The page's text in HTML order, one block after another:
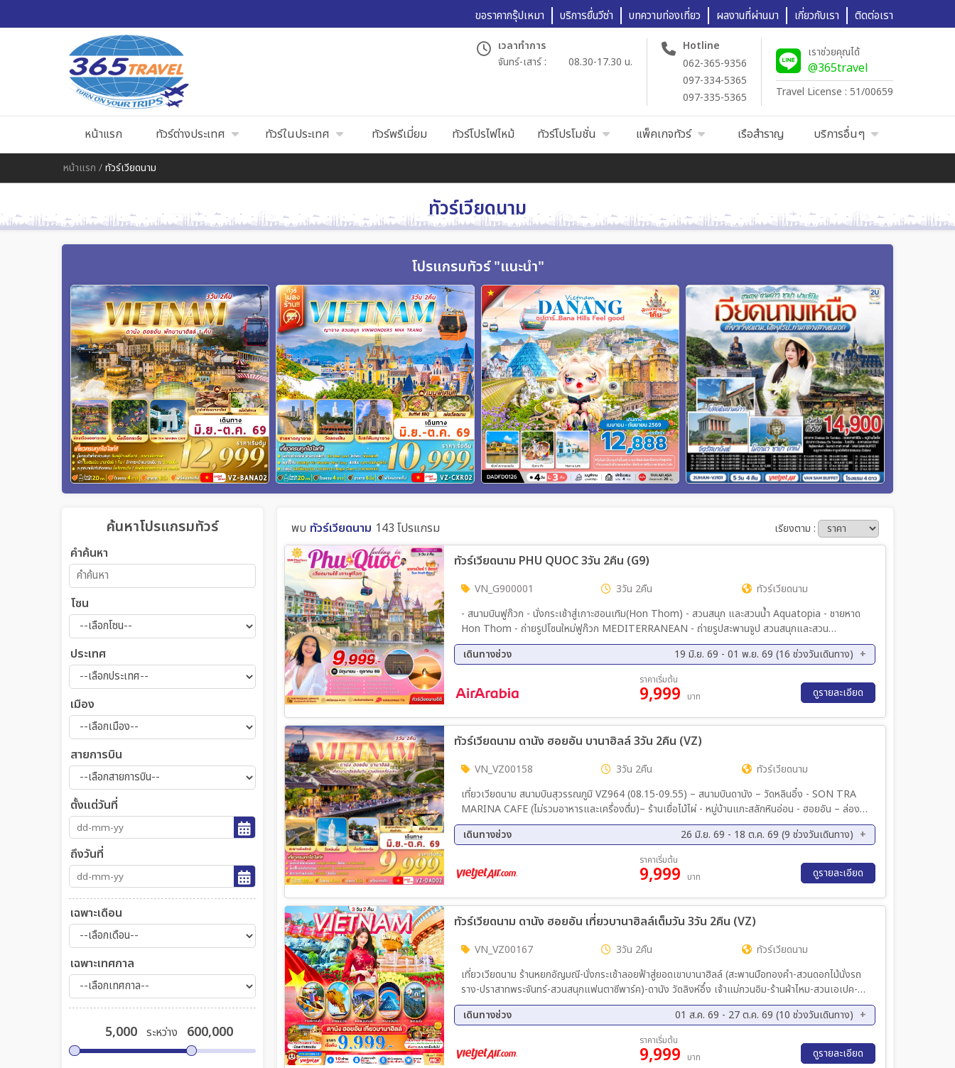
ขอราคากรุ๊ปเหมา บริการยื่นวีซ่า บทความท่องเที่ยว ผลงานที่ผ่านมา เกี่ยวกับเรา ติดต่อเรา
เวลาทำการ
จันทร์-เสาร์ :
08.30-17.30 น.
Hotline
062-365-9356
097-334-5365
097-335-5365
เราช่วยคุณได้
@365travel
Travel License : 51/00659
หน้าแรก ทัวร์ต่างประเทศ ทัวร์ในประเทศ ทัวร์พรีเมี่ยม ทัวร์โปรไฟไหม้ ทัวร์โปรโมชั่น แพ็คเกจทัวร์ เรือสำราญ บริการอื่นๆ
หน้าแรก /ทัวร์เวียดนาม
ทัวร์เวียดนาม
โปรแกรมทัวร์ "แนะนำ"
ค้นหาโปรแกรมทัวร์
คำค้นหา
โซน
ประเทศ
เมือง
สายการบิน
ตั้งแต่วันที่
ถึงวันที่
เฉพาะเดือน
เฉพาะเทศกาล
ระหว่าง
พบ ทัวร์เวียดนาม 143 โปรแกรม เรียงตาม :
ทัวร์เวียดนาม PHU QUOC 3วัน 2คืน (G9)
VN_G900001 3วัน 2คืน
ทัวร์เวียดนาม
- สนามบินฟูก๊วก - นั่งกระเช้าสู่เกาะฮอนเทิม(Hon Thom) - สวนสนุก และสวนน้ำ Aquatopia - ชายหาด
Hon Thom - ถ่ายรูปโซนใหม่ฟูก๊วก MEDITERRANEAN - ถ่ายรูปสะพานจูป สวนสนุกและสวน
น้ำVINWONDER - AQUARIUM - GRAND WORLD PHU QUOC - ชมบ้านไม่ไผ่ - หมู่บ้าน VENICE -
อิสระเล่นคาซิโนที่ CORONA CASINO
เดินทางช่วง
19 มิ.ย. 69 - 01 พ.ย. 69 (16 ช่วงวันเดินทาง)
12 ส.ค. 69 - 14 ส.ค. 69
21 ส.ค. 69 - 23 ส.ค. 69
28 ส.ค. 69 - 30 ส.ค. 69
04 ก.ย. 69 - 06 ก.ย. 69
02 ต.ค. 69 - 04 ต.ค. 69
09 ต.ค. 69 - 11 ต.ค. 69
16 ต.ค. 69 - 18 ต.ค. 69
22 ต.ค. 69 - 24 ต.ค. 69
23 ต.ค. 69 - 25 ต.ค. 69
30 ต.ค. 69 - 01 พ.ย. 69
ราคาเริ่มต้น
9,999 บาท ดูรายละเอียด
ทัวร์เวียดนาม ดานัง ฮอยอัน บานาฮิลล์ 3วัน 2คืน (VZ)
VN_VZ00158 3วัน 2คืน
ทัวร์เวียดนาม
เที่ยวเวียดนาม สนามบินสุวรรณภูมิ VZ964 (08.15-09.55) – สนามบินดานัง – วัดหลินอิ๋ง - SON TRA
MARINA CAFE (ไม่รวมอาหารและเครื่องดื่ม)– ร้านเยื่อไม้ไผ่ - หมู่บ้านแกะสลักหินอ่อน - ฮอยอัน – ล่อง
เรือกระด้ง – เมืองมรดกโลกฮอยอัน – ล่องเรือลอยกระทง – ดานัง ร้านหยก อัญมณี – กระเช้าขึ้นบานาฮิลล์
- สะพานมือยักษ์ – สวนสนุกบานาฮิลล์ – ตลาดฮาน – สะพานมังกร พิเศษเมนู หม้อไฟทะเล
เดินทางช่วง
26 มิ.ย. 69 - 18 ต.ค. 69 (9 ช่วงวันเดินทาง)
21 ส.ค. 69 - 23 ส.ค. 69
11 ก.ย. 69 - 13 ก.ย. 69
18 ก.ย. 69 - 20 ก.ย. 69
22 ก.ย. 69 - 24 ก.ย. 69
ราคาเริ่มต้น
9,999 บาท ดูรายละเอียด
ทัวร์เวียดนาม ดานัง ฮอยอัน เที่ยวบานาฮิลล์เต็มวัน 3วัน 2คืน (VZ)
VN_VZ00167 3วัน 2คืน
ทัวร์เวียดนาม
เที่ยวเวียดนาม ร้านหยกอัญมณี-นั่งกระเช้าลอยฟ้าสู่ยอดเขาบานาฮิลล์ (สะพานมือทองคำ-สวนดอกไม้นั่งรถ
ราง-ปราสาทพระจันทร์-สวนสนุกแฟนตาซีพาร์ค)-ดานัง วัดลิงห์อึ๋ง เจ้าแม่กวนอิม-ร้านผ้าไหม-สวนเอเปค-
CAFÉ PALM BEACH-สะพานมังกร-สะพานแห่งความรัก (คาร์ฟดราก้อน)-ตลาดฮาน
เดินทางช่วง
01 ส.ค. 69 - 27 ต.ค. 69 (10 ช่วงวันเดินทาง)
17 ส.ค. 69 - 19 ส.ค. 69
12 ก.ย. 69 - 14 ก.ย. 69
20 ก.ย. 69 - 22 ก.ย. 69
26 ก.ย. 69 - 28 ก.ย. 69
ราคาเริ่มต้น
9,999 บาท ดูรายละเอียด